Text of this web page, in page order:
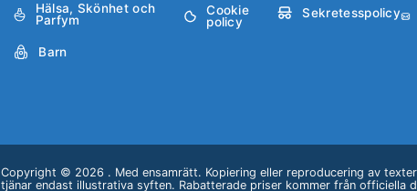
Hälsa, Skönhet och
Parfym
Barn
Cookie
policy
Sekretesspolicy
Copyright © 2026 . Med ensamrätt. Kopiering eller reproducering av
tjänar endast illustrativa syften. Rabatterade priser kommer från officiella